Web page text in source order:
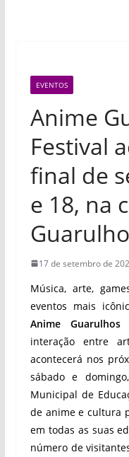
EVENTOS
Anime
Festival
final de
e 18, na
17 de setembro de
Música, arte,
eventos mais
Anime Guarulhos
interação entre
acontecerá nos
sábado e
Municipal de
de anime e cultura
em todas as suas
número de